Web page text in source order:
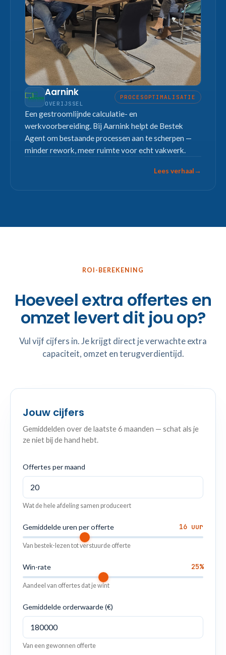
Aarnink
OVERIJSSEL
PROCESOPTIMALISATIE
Een gestroomlijnde calculatie- en
werkvoorbereiding. Bij Aarnink helpt de Bestek
Agent om bestaande processen aan te scherpen —
minder rework, meer ruimte voor echt vakwerk.
Lees verhaal→
ROI-BEREKENING
Hoeveel extra offertes en
omzet levert dit jou op?
Vul vijf cijfers in. Je krijgt direct je verwachte extra
capaciteit, omzet en terugverdientijd.
Jouw cijfers
Gemiddelden over de laatste 6 maanden — schat als je
ze niet bij de hand hebt.
Offertes per maand
Wat de hele afdeling samen produceert
Gemiddelde uren per offerte 16 uur
Van bestek-lezen tot verstuurde offerte
Win-rate 25%
Aandeel van offertes dat je wint
Gemiddelde orderwaarde (€)
Van een gewonnen offerte